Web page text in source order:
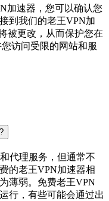
加速器，您可以确认您
到我们的老王VPN加
被更改，从而保护您在
访问受限的网站和服
代理服务，但通常不
的老王VPN加速器相
薄弱。免费老王VPN
行，有些可能会通过出